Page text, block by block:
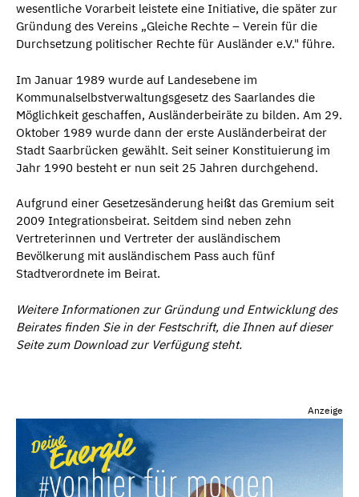
wesentliche Vorarbeit leistete eine Initiative, die später zur
Gründung des Vereins „Gleiche Rechte – Verein für die
Durchsetzung politischer Rechte für Ausländer e.V." führe.
Im Januar 1989 wurde auf Landesebene im
Kommunalselbstverwaltungsgesetz des Saarlandes die
Möglichkeit geschaffen, Ausländerbeiräte zu bilden. Am 29.
Oktober 1989 wurde dann der erste Ausländerbeirat der
Stadt Saarbrücken gewählt. Seit seiner Konstituierung im
Jahr 1990 besteht er nun seit 25 Jahren durchgehend.
Aufgrund einer Gesetzesänderung heißt das Gremium seit
2009 Integrationsbeirat. Seitdem sind neben zehn
Vertreterinnen und Vertreter der ausländischem
Bevölkerung mit ausländischem Pass auch fünf
Stadtverordnete im Beirat.
Weitere Informationen zur Gründung und Entwicklung des
Beirates finden Sie in der Festschrift, die Ihnen auf dieser
Seite zum Download zur Verfügung steht.
Anzeige